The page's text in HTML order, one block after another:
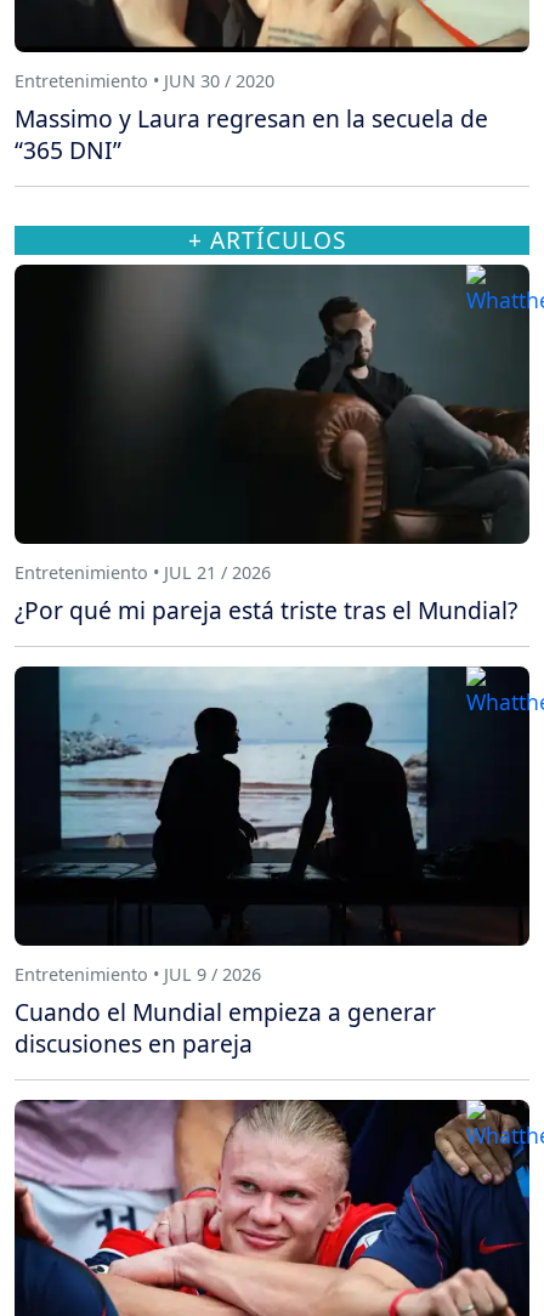
Entretenimiento • JUN 30 / 2020
Massimo y Laura regresan en la secuela de
“365 DNI”
+ ARTÍCULOS
Entretenimiento • JUL 21 / 2026
¿Por qué mi pareja está triste tras el Mundial?
Entretenimiento • JUL 9 / 2026
Cuando el Mundial empieza a generar
discusiones en pareja